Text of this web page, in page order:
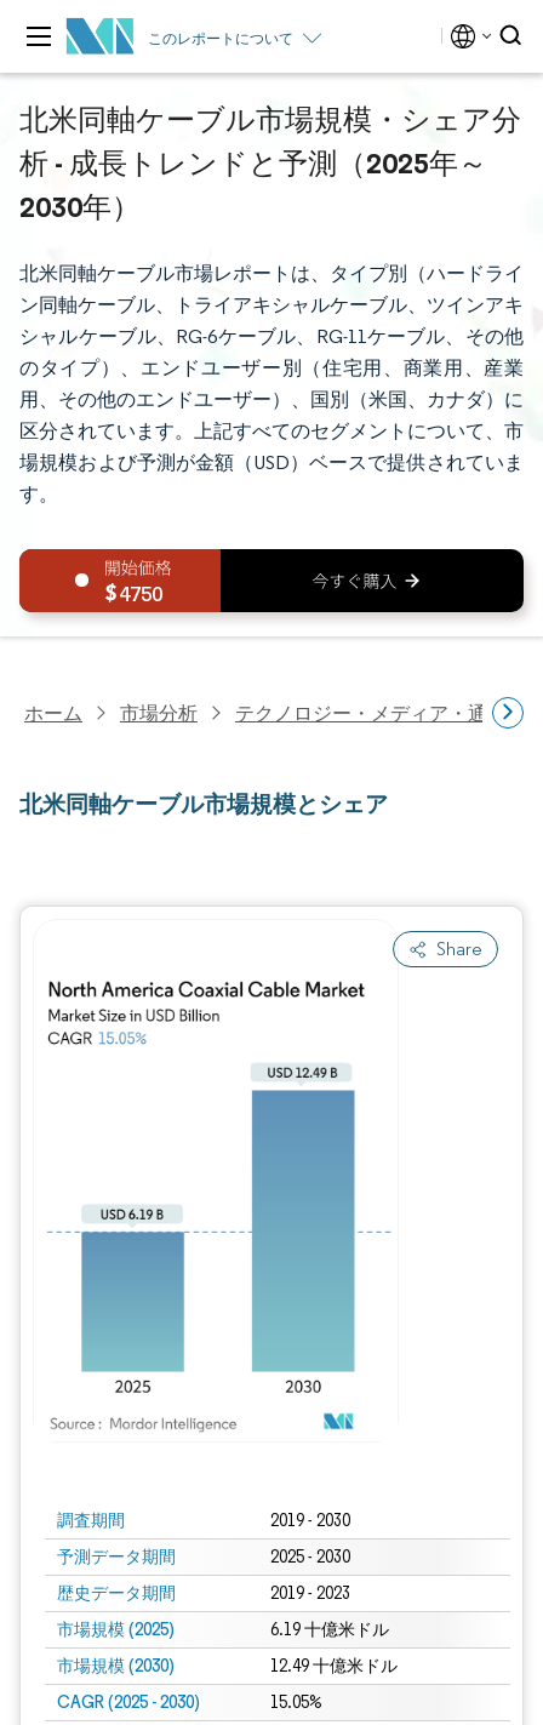
このレポートについて
北米同軸ケーブル市場規模・シェア分
析 - 成長トレンドと予測（2025年～
2030年）
北米同軸ケーブル市場レポートは、タイプ別（ハードライ
ン同軸ケーブル、トライアキシャルケーブル、ツインアキ
シャルケーブル、RG-6ケーブル、RG-11ケーブル、その他
のタイプ）、エンドユーザー別（住宅用、商業用、産業
用、その他のエンドユーザー）、国別（米国、カナダ）に
区分されています。上記すべてのセグメントについて、市
場規模および予測が金額（USD）ベースで提供されていま
す。
4750
ホーム 市場分析 テクノロジー・メディア・通信研
北米同軸ケーブル市場規模とシェア
Share
調査期間 2019 - 2030
予測データ期間 2025 - 2030
歴史データ期間 2019 - 2023
市場規模 (2025) 6.19 十億米ドル
市場規模 (2030) 12.49 十億米ドル
CAGR (2025 - 2030) 15.05%